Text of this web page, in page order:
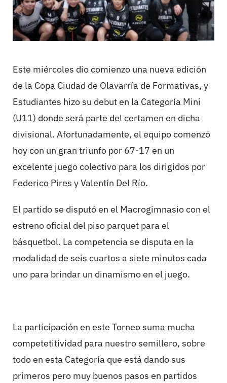
Este miércoles dio comienzo una nueva edición
de la Copa Ciudad de Olavarría de Formativas, y
Estudiantes hizo su debut en la Categoría Mini
(U11) donde será parte del certamen en dicha
divisional. Afortunadamente, el equipo comenzó
hoy con un gran triunfo por 67-17 en un
excelente juego colectivo para los dirigidos por
Federico Pires y Valentín Del Río.
El partido se disputó en el Macrogimnasio con el
estreno oficial del piso parquet para el
básquetbol. La competencia se disputa en la
modalidad de seis cuartos a siete minutos cada
uno para brindar un dinamismo en el juego.
La participación en este Torneo suma mucha
competetitividad para nuestro semillero, sobre
todo en esta Categoría que está dando sus
primeros pero muy buenos pasos en partidos